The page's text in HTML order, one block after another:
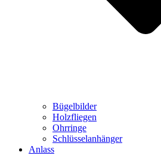
Bügelbilder
Holzfliegen
Ohrringe
Schlüsselanhänger
Anlass